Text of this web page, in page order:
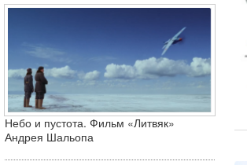
Небо и пустота. Фильм «Литвяк»
Андрея Шальопа